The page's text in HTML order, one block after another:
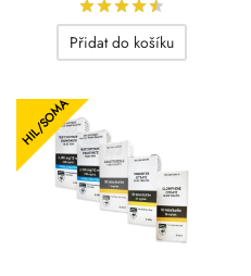
byla:
153.96$.
Přidat do košíku
HIL/SOMA